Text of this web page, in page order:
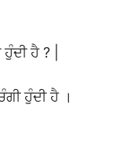
ਹੈ ? |
ਹੁੰਦੀ ਹੈ ।